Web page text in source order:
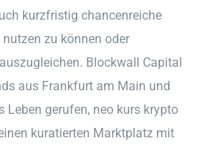
kurzfristig chancenreiche
zu können oder
Blockwall Capital
aus Frankfurt am Main und
Leben gerufen, neo kurs krypto
kuratierten Marktplatz mit